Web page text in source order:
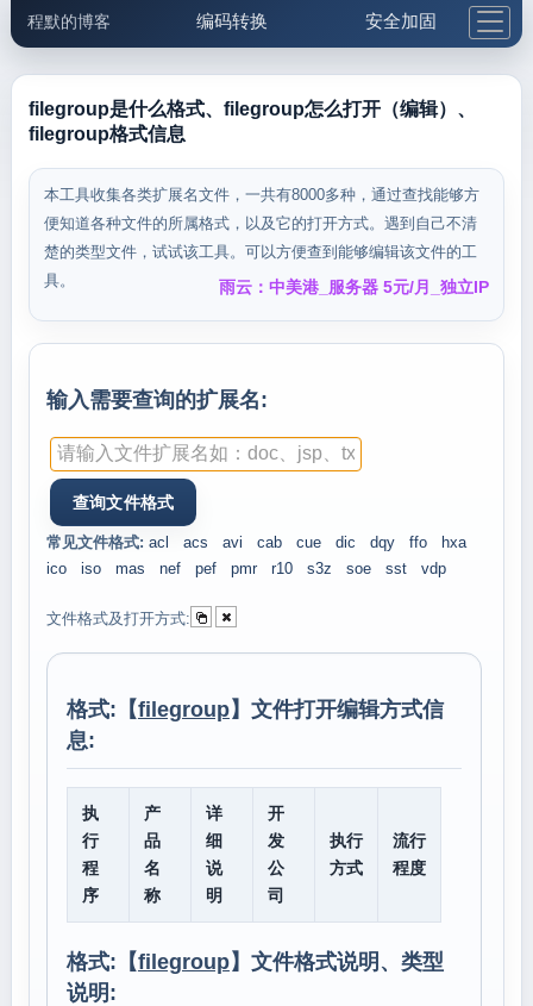
程默的博客 编码转换 安全加固
邮件工具 生活便民 更多工具
filegroup是什么格式、filegroup怎么打开（编辑）、
filegroup格式信息
本工具收集各类扩展名文件，一共有8000多种，通过查找能够方
便知道各种文件的所属格式，以及它的打开方式。遇到自己不清
楚的类型文件，试试该工具。可以方便查到能够编辑该文件的工
具。
雨云：中美港_服务器 5元/月_独立IP
输入需要查询的扩展名:
常见文件格式: acl acs avi cab cue dic dqy ffo
hxa
ico
iso mas nef pef pmr r10 s3z soe sst vdp
文件格式及打开方式:
格式:【filegroup】文件打开编辑方式信
息:
执
行
程
序
产
品
名
称
详
细
说
明
开
发
公
司
执行
方式
流行
程度
格式:【filegroup】文件格式说明、类型
说明: